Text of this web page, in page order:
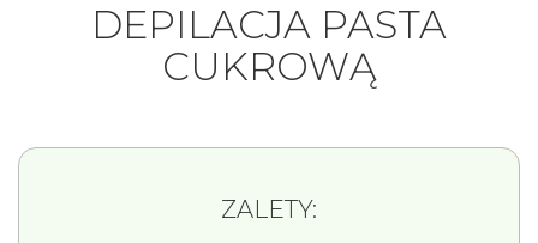
DEPILACJA PASTA
CUKROWĄ
ZALETY: